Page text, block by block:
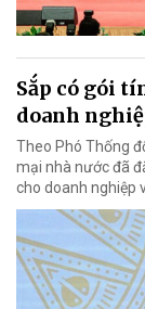
Sắp có gói
doanh
Theo Phó Thống
mại nhà nước đã
cho doanh nghiệp